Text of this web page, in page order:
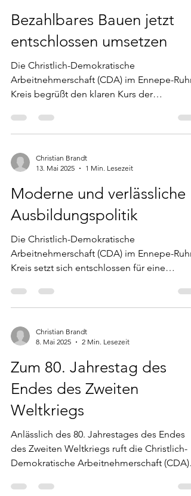
Bezahlbares Bauen jetzt
entschlossen umsetzen
Die Christlich-Demokratische
Arbeitnehmerschaft (CDA) im Ennepe-Ruhr-
Kreis begrüßt den klaren Kurs der
Christian Brandt
13. Mai 2025
1 Min. Lesezeit
Moderne und verlässliche
Ausbildungspolitik
Die Christlich-Demokratische
Arbeitnehmerschaft (CDA) im Ennepe-Ruhr-
Kreis setzt sich entschlossen für eine
Christian Brandt
8. Mai 2025
2 Min. Lesezeit
Zum 80. Jahrestag des
Endes des Zweiten
Weltkriegs
Anlässlich des 80. Jahrestages des Endes
des Zweiten Weltkriegs ruft die Christlich-
Demokratische Arbeitnehmerschaft (CDA)